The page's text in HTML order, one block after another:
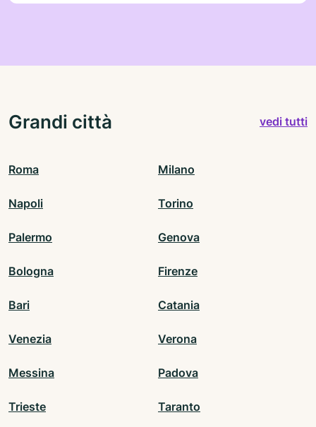
Grandi città vedi tutti
Roma Milano
Napoli Torino
Palermo Genova
Bologna Firenze
Bari Catania
Venezia Verona
Messina Padova
Trieste Taranto